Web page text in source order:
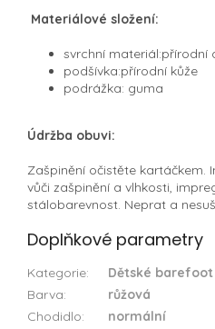
Materiálové složení:
svrchní materiál:přírodní
podšívka:přírodní kůže
podrážka: guma
Údržba obuvi:
Zašpinění očistěte kartáčkem.
vůči zašpinění a vlhkosti,
stálobarevnost. Neprat a
Doplňkové parametry
Kategorie:
Dětské
Barva:
růžová
Chodidlo:
normální